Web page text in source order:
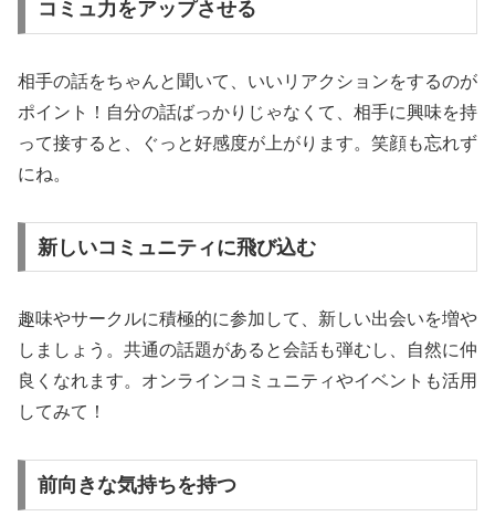
コミュ力をアップさせる
相手の話をちゃんと聞いて、いいリアクションをするのが
ポイント！自分の話ばっかりじゃなくて、相手に興味を持
って接すると、ぐっと好感度が上がります。笑顔も忘れず
にね。
新しいコミュニティに飛び込む
趣味やサークルに積極的に参加して、新しい出会いを増や
しましょう。共通の話題があると会話も弾むし、自然に仲
良くなれます。オンラインコミュニティやイベントも活用
してみて！
前向きな気持ちを持つ